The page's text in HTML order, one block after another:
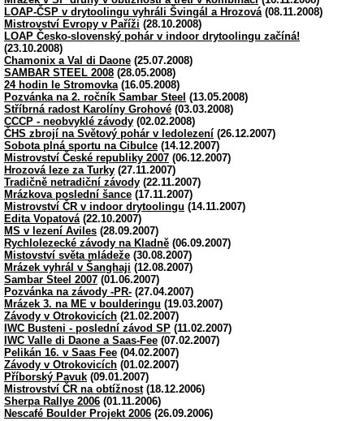
LOAP-ČSP v drytoolingu vyhráli Švingál a Hrozová(08.11.2008)
Mistrovství Evropy v Paříži (28.10.2008)
LOAP Česko-slovenský pohár v indoor drytoolingu začíná!
(23.10.2008)
Chamonix a Val di Daone (25.07.2008)
SAMBAR STEEL 2008 (28.05.2008)
24 hodin le Stromovka(16.05.2008)
Pozvánka na 2. ročník Sambar Steel (13.05.2008)
Stříbrná radost Karolíny Grohové (03.03.2008)
CCCP - neobvyklé závody (02.02.2008)
ČHS zbrojí na Světový pohár v ledolezení (26.12.2007)
Sobota plná sportu na Cibulce (14.12.2007)
Mistrovství České republiky 2007 (06.12.2007)
Hrozová leze za Turky (27.11.2007)
Tradičně netradiční závody (22.11.2007)
Mrázkova poslední šance (17.11.2007)
Mistrovství ČR v indoor drytoolingu (14.11.2007)
Edita Vopatová(22.10.2007)
MS v lezení Aviles (28.09.2007)
Rychlolezecké závody na Kladně (06.09.2007)
Mistovství světa mládeže (30.08.2007)
Mrázek vyhrál v Šanghaji (12.08.2007)
Sambar Steel 2007 (01.06.2007)
Pozvánka na závody -PR- (27.04.2007)
Mrázek 3. na ME v boulderingu (19.03.2007)
Závody v Otrokovicích (21.02.2007)
IWC Busteni - poslední závod SP (11.02.2007)
IWC Valle di Daone a Saas-Fee (07.02.2007)
Pelikán 16. v Saas Fee (04.02.2007)
Závody v Otrokovicích (01.02.2007)
Příborský Pavuk (09.01.2007)
Mistrovství ČR na obtížnost(18.12.2006)
Sherpa Rallye 2006 (01.11.2006)
Nescafé Boulder Projekt 2006 (26.09.2006)